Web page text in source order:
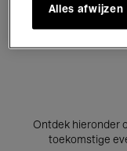
2
Ontdek hieronder
toekomstige
Alles afwijzen